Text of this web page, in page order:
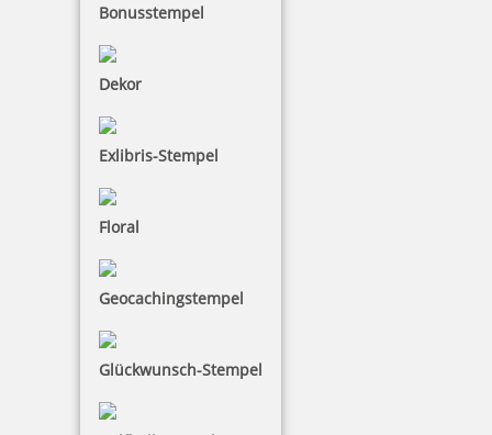
Bonusstempel
Dekor
Exlibris-Stempel
Floral
Geocachingstempel
Glückwunsch-Stempel
Colop WOODIES Display Liebe mit 25 Stempeln und 5 Kissen